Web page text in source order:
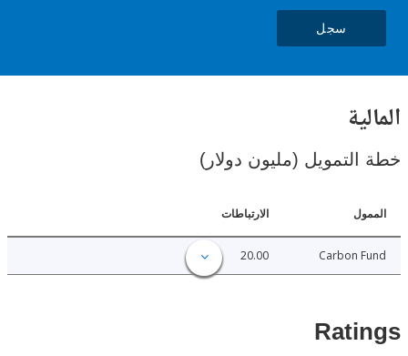
(مليون دولار)
الارتباطات
Carbon